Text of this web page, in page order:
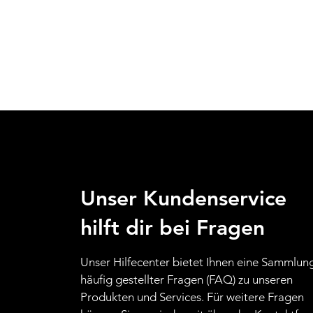
Unser Kundenservice
hilft dir bei Fragen
Unser Hilfecenter bietet Ihnen eine
häufig gestellter Fragen (FAQ) zu unseren
Produkten und Services. Für weitere Fragen